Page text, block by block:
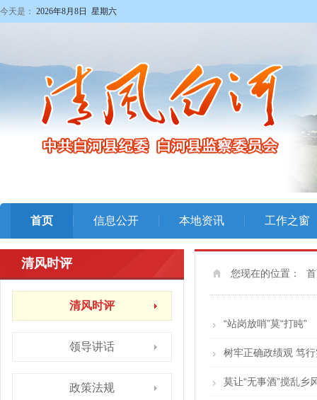
今天是： 2026年8月8日 星期六
首页 信息公开 本地资讯 工作之窗
您现在的位置：
“站岗放哨”莫“打盹”
树牢正确政绩观 笃
莫让“无事酒”搅乱乡
清风时评
清风时评
领导讲话
政策法规